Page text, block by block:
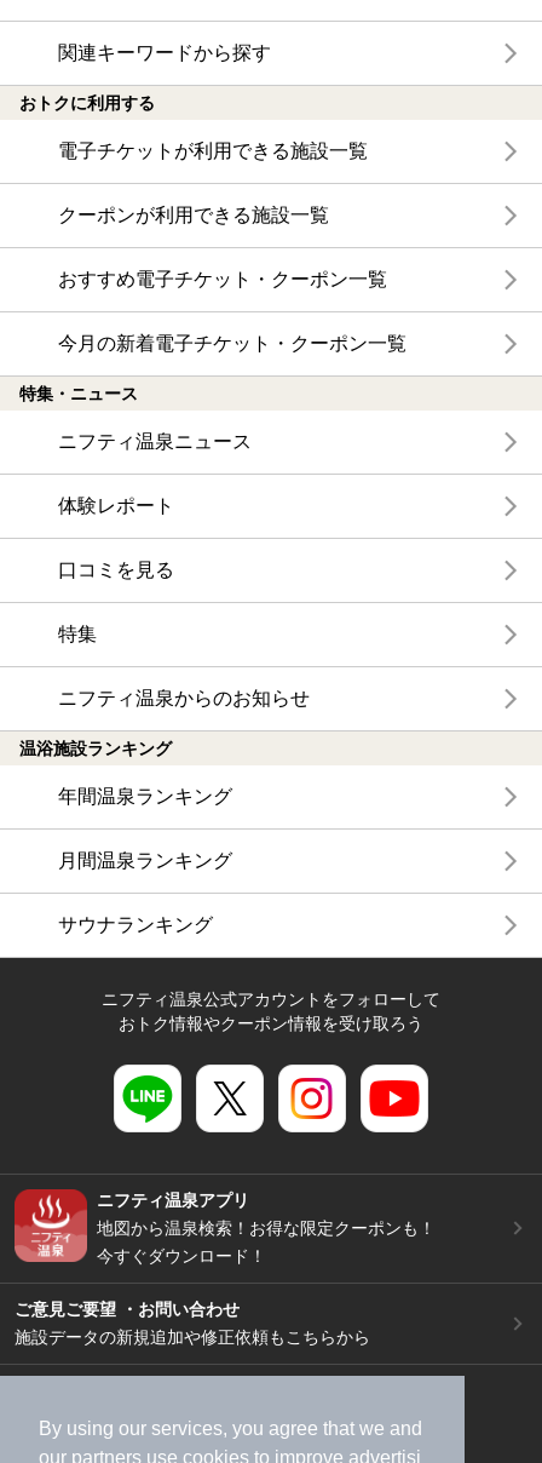
By using our services, you agree that we and
our partners use cookies to improve advertisi
関連キーワードから探す
おトクに利用する
電子チケットが利用できる施設一覧
クーポンが利用できる施設一覧
おすすめ電子チケット・クーポン一覧
今月の新着電子チケット・クーポン一覧
特集・ニュース
ニフティ温泉ニュース
体験レポート
口コミを見る
特集
ニフティ温泉からのお知らせ
温浴施設ランキング
年間温泉ランキング
月間温泉ランキング
サウナランキング
ニフティ温泉公式アカウントをフォローして
おトク情報やクーポン情報を受け取ろう
ニフティ温泉アプリ
地図から温泉検索！お得な限定クーポンも！
今すぐダウンロード！
ご意見ご要望 ・お問い合わせ
施設データの新規追加や修正依頼もこちらから
加盟店募集（資料請求）
広告出稿のご案内